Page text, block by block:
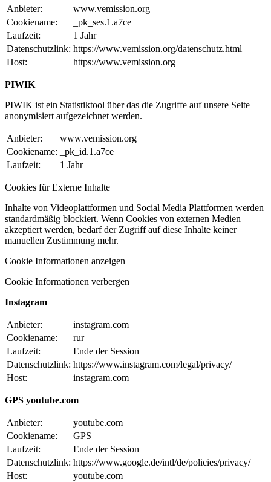
Anbieter:
www.vemission.org
Cookiename:
_pk_ses.1.a7ce
Laufzeit:
1 Jahr
Datenschutzlink: https://www.vemission.org/datenschutz.html
Host:
https://www.vemission.org
PIWIK
PIWIK ist ein Statistiktool über das die Zugriffe auf unsere Seite
anonymisiert aufgezeichnet werden.
Anbieter:
www.vemission.org
Cookiename:
_pk_id.1.a7ce
Laufzeit:
1 Jahr
Cookies für Externe Inhalte
Inhalte von Videoplattformen und Social Media Plattformen werden
standardmäßig blockiert. Wenn Cookies von externen Medien
akzeptiert werden, bedarf der Zugriff auf diese Inhalte keiner
manuellen Zustimmung mehr.
Cookie Informationen anzeigen
Cookie Informationen verbergen
Instagram
Anbieter:
instagram.com
Cookiename:
rur
Laufzeit:
Ende der Session
Datenschutzlink: https://www.instagram.com/legal/privacy/
Host:
instagram.com
GPS youtube.com
Anbieter:
youtube.com
Cookiename:
GPS
Laufzeit:
Ende der Session
Datenschutzlink: https://www.google.de/intl/de/policies/privacy/
Host:
youtube.com